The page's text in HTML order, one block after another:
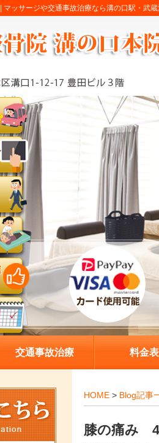
マッサージや交通事故治療なら溝の口駅・武
交通事故治療 料金表
HOME > Blog記事
膝の痛み